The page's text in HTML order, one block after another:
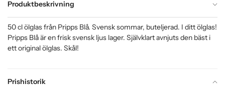
Produktbeskrivning
Prishistorik
50 cl ölglas från Pripps Blå. Svensk sommar, buteljerad. I ditt ölglas!
Pripps Blå är en frisk svensk ljus lager. Självklart avnjuts den bäst i
ett original ölglas. Skål!